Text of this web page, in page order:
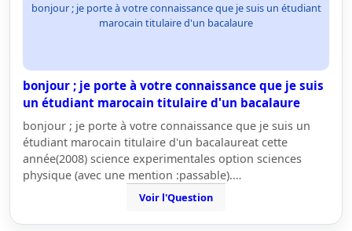
bonjour ; je porte à votre connaissance que je suis un étudiant
marocain titulaire d'un bacalaure
bonjour ; je porte à votre connaissance que je suis
un étudiant marocain titulaire d'un bacalaure
bonjour ; je porte à votre connaissance que je suis un
étudiant marocain titulaire d'un bacalaureat cette
année(2008) science experimentales option sciences
physique (avec une mention :passable).…
Voir l'Question